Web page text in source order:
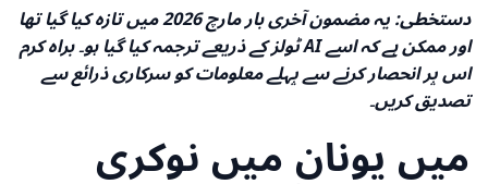
دستخطی: یہ مضمون آخری بار مارچ 2026 میں تازہ کیا گیا تھا
اور ممکن ہے کہ اسے AI ٹولز کے ذریعے ترجمہ کیا گیا ہو۔ براہ کرم
اس پر انحصار کرنے سے پہلے معلومات کو سرکاری ذرائع سے
تصدیق کریں۔
میں یونان میں نوکری